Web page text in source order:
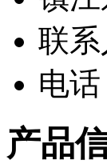
联
电
产品